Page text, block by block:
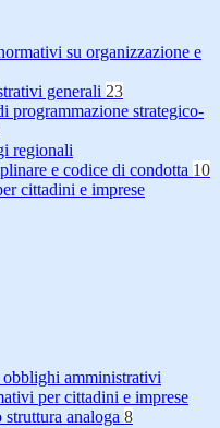
su organizzazione e
generali 23
programmazione strategico-
regionali
e codice di condotta 10
cittadini e imprese
obblighi amministrativi
per cittadini e imprese
analoga 8